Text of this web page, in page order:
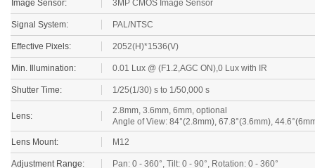
Signal System: PAL/NTSC
Effective Pixels: 2052(H)*1536(V)
Min. Illumination: 0.01 Lux @ (F1.2,AGC ON),0 Lux with IR
Shutter Time: 1/25(1/30) s to 1/50,000 s
2.8mm, 3.6mm, 6mm, optional
Angle of View: 84°(2.8mm), 67.8°(3.6mm),
Lens Mount: M12
Adjustment Range: Pan: 0 - 360°, Tilt: 0 - 90°, Rotation: 0 - 360°